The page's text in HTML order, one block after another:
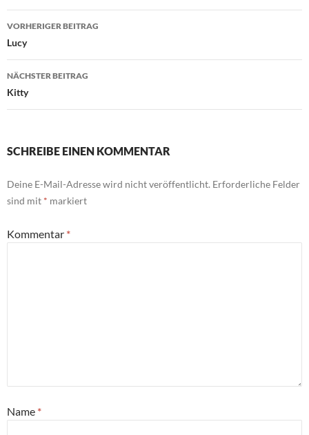
Beitragsnavigation
VORHERIGER BEITRAG
Lucy
NÄCHSTER BEITRAG
Kitty
SCHREIBE EINEN KOMMENTAR
Deine E-Mail-Adresse wird nicht veröffentlicht. Erforderliche Felder
sind mit * markiert
Kommentar *
Name *